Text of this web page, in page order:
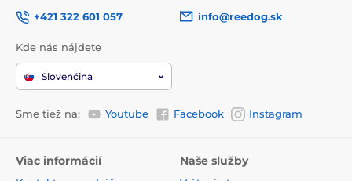
+421 322 601 057
info@reedog.sk
Kde nás nájdete
Slovenčina
Sme tiež na: Youtube Facebook Instagram
Viac informácií Naše služby